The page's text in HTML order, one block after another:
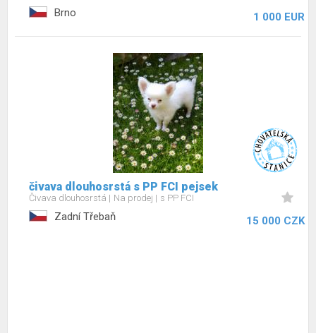
Brno 1 000 EUR
čivava dlouhosrstá s PP FCI pejsek
Čivava dlouhosrstá Na prodej s PP FCI
Zadní Třebaň 15 000 CZK